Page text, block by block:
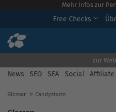
Mehr Infos zur
Free Checks
zur
News SEO SEA Social Affiliate
Glossar Candystorm